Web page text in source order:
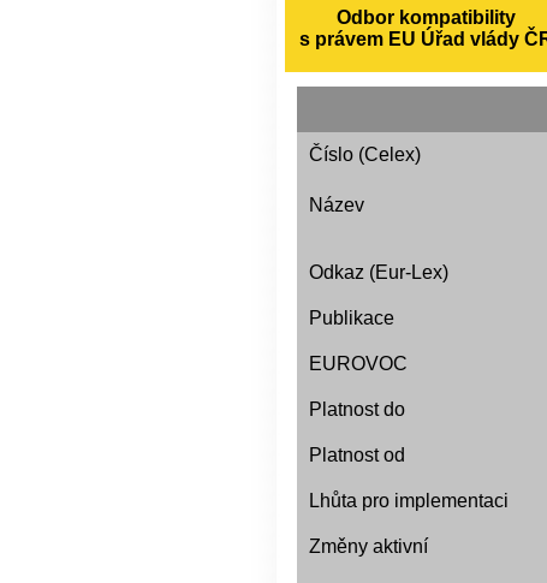
Odbor kompatibility
s právem EU Úřad vlády
Číslo (Celex)
Název
Odkaz (Eur-Lex)
Publikace
EUROVOC
Platnost do
Platnost od
Lhůta pro implementaci
Změny aktivní